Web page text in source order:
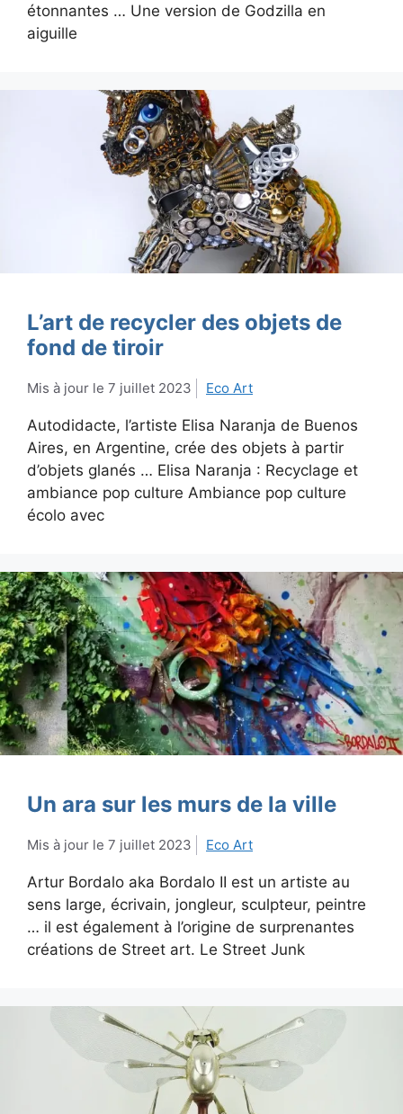
étonnantes … Une version de Godzilla en
aiguille
L’art de recycler des objets de
fond de tiroir
7 juillet 2023 Eco Art
Autodidacte, l’artiste Elisa Naranja de Buenos
Aires, en Argentine, crée des objets à partir
d’objets glanés … Elisa Naranja : Recyclage et
ambiance pop culture Ambiance pop culture
écolo avec
Un ara sur les murs de la ville
7 juillet 2023 Eco Art
Artur Bordalo aka Bordalo II est un artiste au
sens large, écrivain, jongleur, sculpteur, peintre
… il est également à l’origine de surprenantes
créations de Street art. Le Street Junk